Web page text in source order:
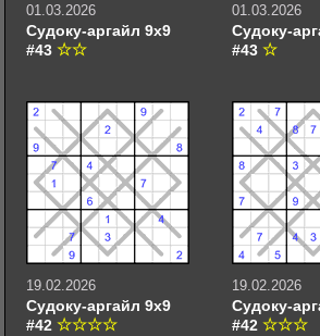
01.03.2026
Судоку-аргайл 9х9
#43
01.03.2026
Судоку-
#43
19.02.2026
Судоку-аргайл 9х9
#42
19.02.2026
Судоку-
#42